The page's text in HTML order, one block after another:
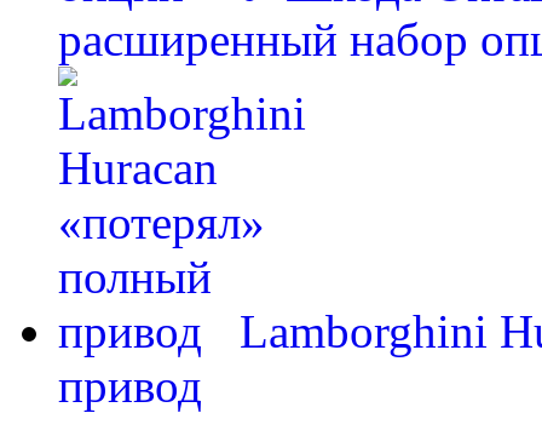
расширенный набор
Lamborghini
привод